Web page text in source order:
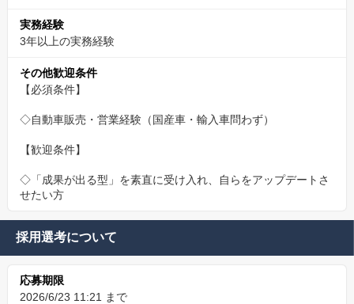
実務経験
3年以上の実務経験
その他歓迎条件
【必須条件】
◇自動車販売・営業経験（国産車・輸入車問わず）
【歓迎条件】
◇「成果が出る型」を素直に受け入れ、自らをアップデートさ
せたい方
採用選考について
応募期限
2026/6/23 11:21 まで